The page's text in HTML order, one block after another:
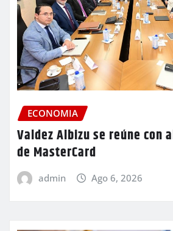
ECONOMIA
Valdez Albizu se reúne con
de MasterCard
admin Ago 6, 2026